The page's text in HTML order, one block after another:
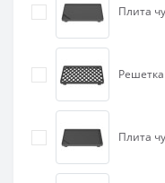
Плита
Плита